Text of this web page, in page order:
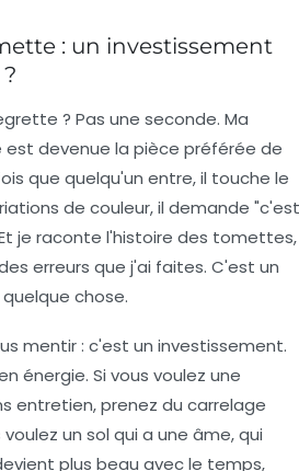
: un investissement
? Pas une seconde. Ma
est devenue la pièce préférée de
que quelqu'un entre, il touche le
de couleur, il demande "c'est
je raconte l'histoire des tomettes,
erreurs que j'ai faites. C'est un
chose.
mentir : c'est un investissement.
énergie. Si vous voulez une
entretien, prenez du carrelage
un sol qui a une âme, qui
plus beau avec le temps,